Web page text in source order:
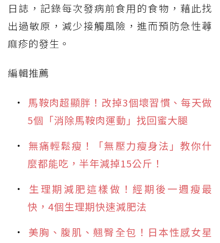
日誌，記錄每次發病前食用的食物，藉此找
出過敏原，減少接觸風險，進而預防急性蕁
麻疹的發生。
編輯推薦
馬鞍肉超顯胖！改掉3個壞習慣、每天做
5個「消除馬鞍肉運動」找回蜜大腿
無痛輕鬆瘦！「無壓力瘦身法」教你什
麼都能吃，半年減掉15公斤！
生理期減肥這樣做！經期後一週瘦最
快，4個生理期快速減肥法
美胸、腹肌、翹臀全包！日本性感女星